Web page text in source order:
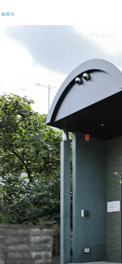
あゆみスキンクリニック